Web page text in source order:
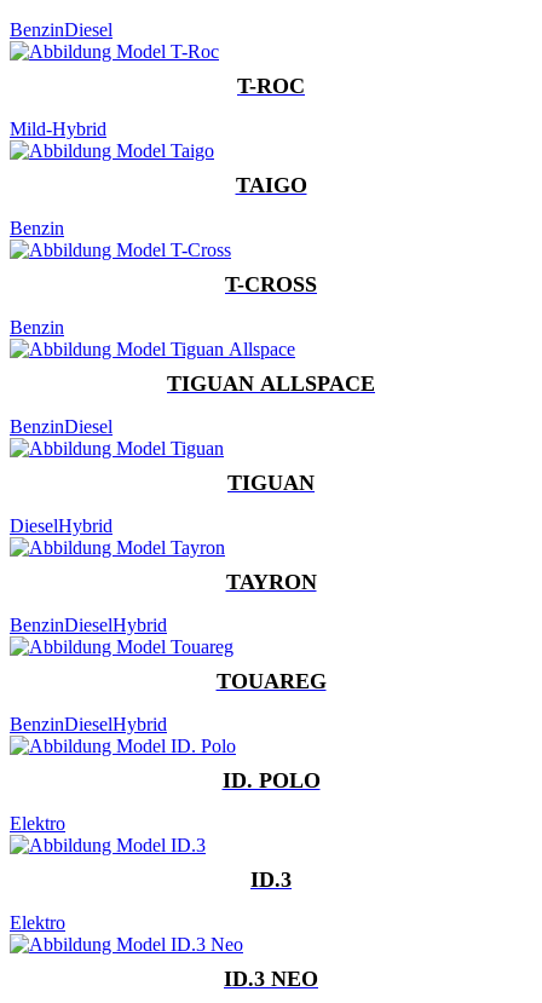
BenzinDiesel
T-ROC
Mild-Hybrid
TAIGO
Benzin
T-CROSS
Benzin
TIGUAN ALLSPACE
BenzinDiesel
TIGUAN
DieselHybrid
TAYRON
BenzinDieselHybrid
TOUAREG
BenzinDieselHybrid
ID. POLO
Elektro
ID.3
Elektro
ID.3 NEO